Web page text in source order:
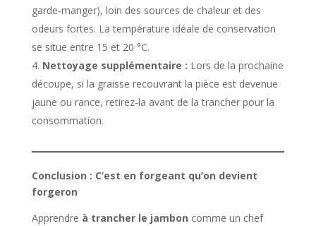
garde-manger), loin des sources de chaleur et des
odeurs fortes. La température idéale de conservation
se situe entre 15 et 20 °C.
Nettoyage supplémentaire : Lors de la prochaine
découpe, si la graisse recouvrant la pièce est devenue
jaune ou rance, retirez-la avant de la trancher pour la
consommation.
Conclusion : C’est en forgeant qu’on devient
forgeron
Apprendre à trancher le jambon comme un chef